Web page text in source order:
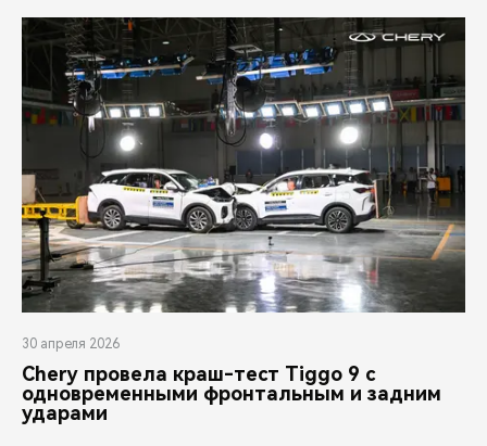
30 апреля 2026
Chery провела краш-тест Tiggo 9 с
одновременными фронтальным и задним
ударами